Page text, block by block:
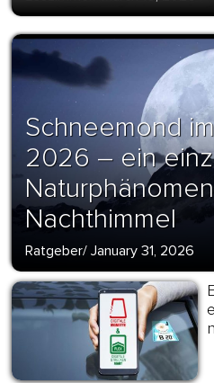
Schneemond
2026 – ein
Nachthimmel
Ratgeber/ January 31, 2026